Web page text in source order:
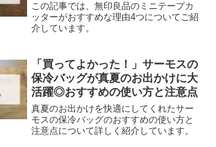
この記事では、無印良品のミニテープカ
ッターがおすすめな理由4つについてご紹
介しています。
「買ってよかった！」サーモスの
保冷バッグが真夏のお出かけに大
活躍◎おすすめの使い方と注意点
真夏のお出かけを快適にしてくれたサー
モスの保冷バッグのおすすめの使い方と
注意点について詳しく紹介しています。